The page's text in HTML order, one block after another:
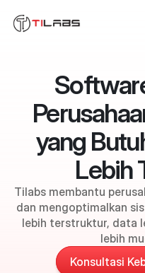
yang
Lebih
Tilabs membantu
dan mengoptimalkan
lebih terstruktur, data
lebih
Konsultasi